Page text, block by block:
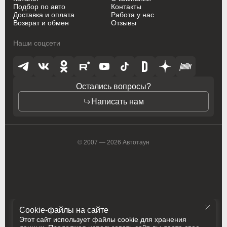
Cookie-файлы на сайте
Этот сайт использует файлы cookie для хранения
Подбор по авто
Доставка и оплата
Возврат и обмен
Контакты
Работа у нас
Отзывы
Наши соцсети
Остались вопросы?
Написать нам
© 2007 — 2026 Автотаун
Rolls-Royce
Saab
Saturn
Smart
SsangYong
Toyota
Vauxhall
Rolls-Royce
Saab
Saturn
Smart
SsangYong
Toyota
Vauxhall